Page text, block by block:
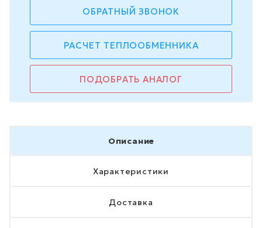
ОБРАТНЫЙ ЗВОНОК
РАСЧЕТ ТЕПЛООБМЕННИКА
ПОДОБРАТЬ АНАЛОГ
Описание
Характеристики
Доставка